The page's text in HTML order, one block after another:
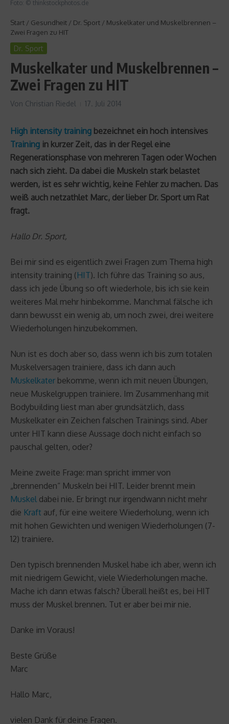
Foto: © thinkstockphotos.de
Start / Gesundheit / Dr. Sport / Muskelkater und Muskelbrennen –
Zwei Fragen zu HIT
Dr. Sport
Muskelkater und Muskelbrennen –
Zwei Fragen zu HIT
Von Christian Riedel 17. Juli 2014
High intensity training bezeichnet ein hoch intensives
Training in kurzer Zeit, das in der Regel eine
Regenerationsphase von mehreren Tagen oder Wochen
nach sich zieht. Da dabei die Muskeln stark belastet
werden, ist es sehr wichtig, keine Fehler zu machen. Das
weiß auch netzathlet Marc, der lieber Dr. Sport um Rat
fragt.
Hallo Dr. Sport,
Bei mir sind es eigentlich zwei Fragen zum Thema high
intensity training (HIT). Ich führe das Training so aus,
dass ich jede Übung so oft wiederhole, bis ich sie kein
weiteres Mal mehr hinbekomme. Manchmal fälsche ich
dann bewusst ein wenig ab, um noch zwei, drei weitere
Wiederholungen hinzubekommen.
Nun ist es doch aber so, dass wenn ich bis zum totalen
Muskelversagen trainiere, dass ich dann auch
Muskelkater bekomme, wenn ich mit neuen Übungen,
neue Muskelgruppen trainiere. Im Zusammenhang mit
Bodybuilding liest man aber grundsätzlich, dass
Muskelkater ein Zeichen falschen Trainings sind. Aber
unter HIT kann diese Aussage doch nicht einfach so
pauschal gelten, oder?
Meine zweite Frage: man spricht immer von
„brennenden“ Muskeln bei HIT. Leider brennt mein
Muskel dabei nie. Er bringt nur irgendwann nicht mehr
die Kraft auf, für eine weitere Wiederholung, wenn ich
mit hohen Gewichten und wenigen Wiederholungen (7-
12) trainiere.
Den typisch brennenden Muskel habe ich aber, wenn ich
mit niedrigem Gewicht, viele Wiederholungen mache.
Mache ich dann etwas falsch? Überall heißt es, bei HIT
muss der Muskel brennen. Tut er aber bei mir nie.
Danke im Voraus!
Beste Grüße
Marc
Hallo Marc,
vielen Dank für deine Fragen.